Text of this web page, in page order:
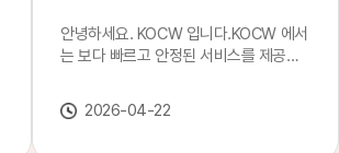
안녕하세요. KOCW 입니다.KOCW 에서
는 보다 빠르고 안정된 서비스를 제공하
합니다.※ 서비스 점검 작업 일시 : 4월
24일(금) 19:00 ~ 4월 25일(토) 23:00
2026-04-22